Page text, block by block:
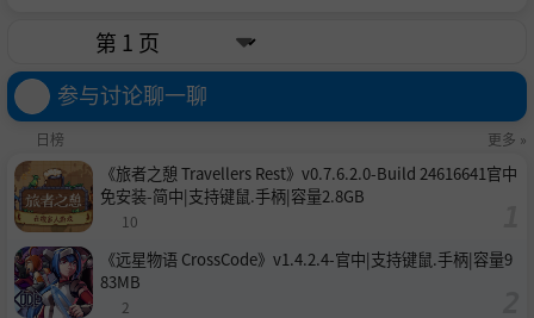
参与讨论聊一聊
日榜 更多 »
《旅者之憩 Travellers Rest》v0.7.6.2.0-Build 24616641官中
免安装-简中|支持键鼠.手柄|容量2.8GB
10
《远星物语 CrossCode》v1.4.2.4-官中|支持键鼠.手柄|容量9
83MB
2